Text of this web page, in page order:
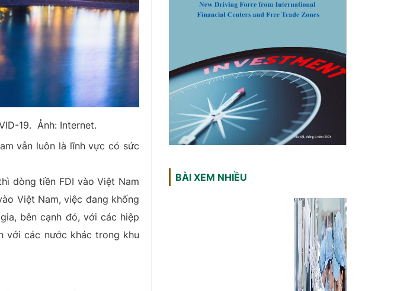
19. Ảnh: Internet.
vẫn luôn là lĩnh vực có sức
dòng tiền FDI vào Việt Nam
Việt Nam, việc đang khống
bên cạnh đó, với các hiệp
với các nước khác trong khu
BÀI XEM NHIỀU